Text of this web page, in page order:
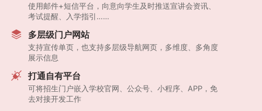
使用邮件+短信平台，向意向学生及时推送宣讲会资讯、
考试提醒、入学指引……
多层级门户网站
支持宣传单页，也支持多层级导航网页，多维度、多角度
展示信息
打通自有平台
可将招生门户嵌入学校官网、公众号、小程序、APP，免
去对接开发工作